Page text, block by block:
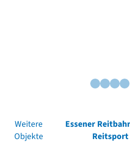
Weitere
Objekte
Essener
Reitsport